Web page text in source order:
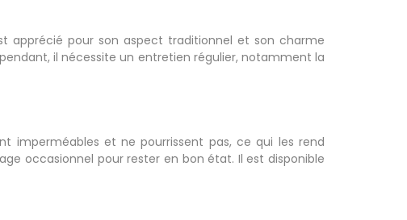
apprécié pour son aspect traditionnel et son charme
il nécessite un entretien régulier, notamment la
imperméables et ne pourrissent pas, ce qui les rend
occasionnel pour rester en bon état. Il est disponible